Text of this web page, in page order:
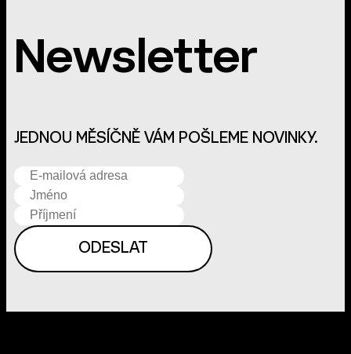
Newsletter
JEDNOU MĚSÍČNĚ VÁM POŠLEME NOVINKY.